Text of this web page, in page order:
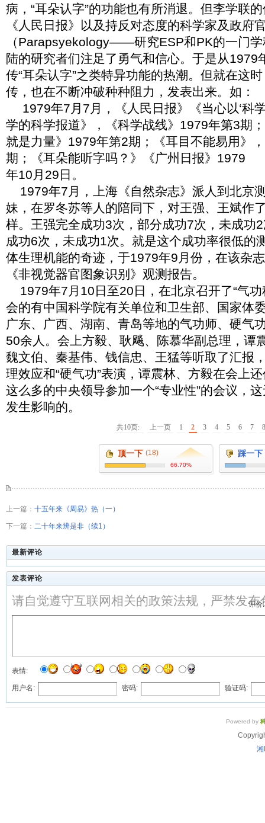
病，“耳朵认字”的功能也有所消退。但李学联
《人民日报》以及持反对态度的科学家及政府
（Parapsyekology——研究ESP和PK的一门
陆的研究者们注足了勇气和信心。于是从1979
传“耳朵认字”之类特异功能的热潮。但就在这
传，也在不断冲破种种阻力，发表出来。如：
1979年7月7月，《人民日报》《当心以‘
学的科学报道》，《科学战线》1979年第3期
就是力量》1979年第2期；《耳目不能易用》
期；《耳朵能听字吗？》《广州日报》1979
年10月29日。
1979年7月，上海《自然杂志》派人到北京
妹，在罗冬苏等人的陪同下，对王强、王斌作
样。王强完全成功3次，部分成功7次，未成功
成功6次，未成功1次。就是这个成功率很低的
体生理机能的奇迹，于1979年9月份，在该杂
《非视觉器官图象识别》观测报告。
1979年7月10日至20日，在北京召开了“气
会的有中国科学院有关单位和卫生部、国家体
广东、广西、湖南、青岛等地的气功师、硬气
50余人。会上方毅、耿飚、陈慕华副总理，谭
魏文伯、秦基伟、钱信忠、王猛等听取了汇报
理效应和“硬气功”表演，谭震林、方毅在会上
这么多的中央领导参加一个“专业性”的会议，
发生影响的。
共10页: 上一页 1 2 3 4 5 6 7 8
顶一下 (18)
66.70%
踩一下
上一篇： 十五年来《周易》热（一）
下一篇： 二十年来辨是非（续1）
最新评论
发表评论
请自觉遵守互联网相关的政策法规，严禁发评价:
表情:
用户名: 密码: 验证码:
Powered by